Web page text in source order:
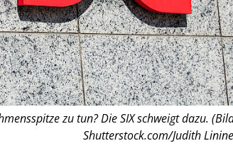
zu tun? Die SIX schweigt dazu.
Shutterstock.com/Judith